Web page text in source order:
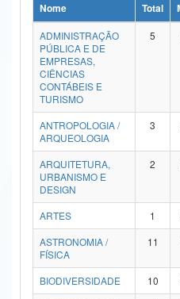
Ministério da Ciência, Tecnologia,
Ministério do Meio Ambiente
Ministério do Turismo
Ministério do Desenvolvimento Regional
Controladoria-Geral da União
Ministério da Mulher, da Família e dos
Secretaria de Governo
Nome Total
ADMINISTRAÇÃO
PÚBLICA E DE
EMPRESAS,
CIÊNCIAS
CONTÁBEIS E
TURISMO
5
ANTROPOLOGIA /
ARQUEOLOGIA
3
ARQUITETURA,
URBANISMO E
DESIGN
2
ARTES 1
ASTRONOMIA /
FÍSICA
11
BIODIVERSIDADE 10